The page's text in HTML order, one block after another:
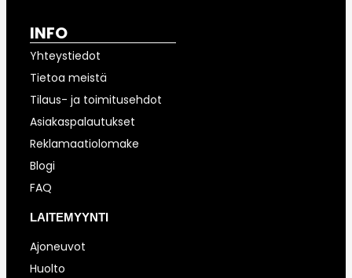
INFO
Yhteystiedot
Tietoa meistä
Tilaus- ja toimitusehdot
Asiakaspalautukset
Reklamaatiolomake
Blogi
FAQ
LAITEMYYNTI
Ajoneuvot
Huolto